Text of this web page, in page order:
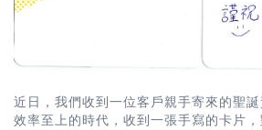
近日，我們收到一位客戶親手寄來的聖
效率至上的時代，收到一張手寫的卡片